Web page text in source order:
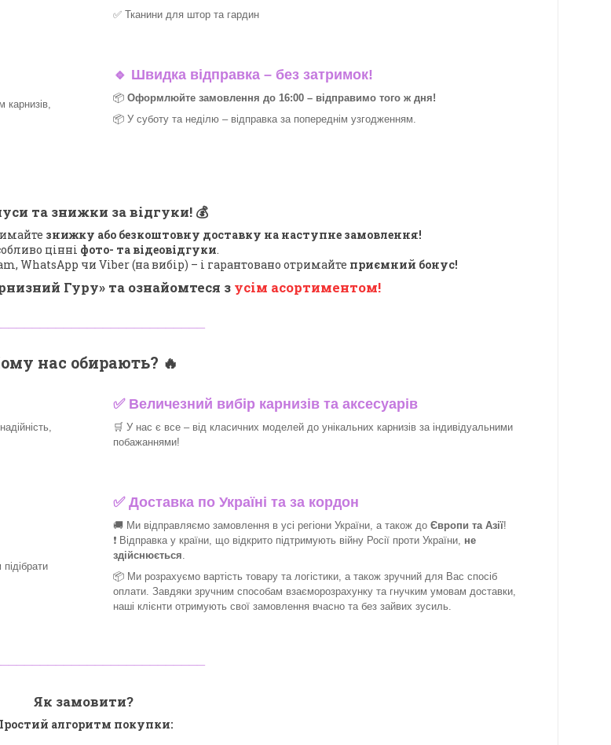
✅ Тканини для штор та гардин
🔹 Швидка відправка – без затримок!
📦 Оформлюйте замовлення до 16:00 – відправимо того ж дня!
📦 У суботу та неділю – відправка за попереднім узгодженням.
та знижки за відгуки! 💰
знижку або безкоштовну доставку на наступне замовлення!
цінні фото- та відеовідгуки.
WhatsApp чи Viber (на вибір) – і гарантовано отримайте приємний бонус!
Гуру» та ознайомтеся з усім асортиментом!
нас обирають? 🔥
✅ Величезний вибір карнизів та аксесуарів
🛒 У нас є все – від класичних моделей до унікальних карнизів за індивідуальними
побажаннями!​
✅Доставка по Україні та за кордон
🚚 Ми відправляємо замовлення в усі регіони України, а також до Європи та Азії!
❗ Відправка у країни, що відкрито підтримують війну Росії проти України, не
здійснюється.
📦 Ми розрахуємо вартість товару та логістики, а також зручний для Вас спосіб
оплати. Завдяки зручним способам взаєморозрахунку та гнучким умовам доставки,
наші клієнти отримують свої замовлення вчасно та без зайвих зусиль.
Як замовити?
алгоритм покупки: